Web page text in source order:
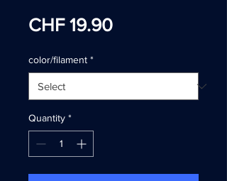
CHF 19.90Price
color/filament *
Quantity *